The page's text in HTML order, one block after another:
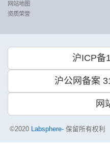
网站地图
资质荣誉
沪ICP备
沪公网备案
网
©2020 Labsphere- 保留所有权利